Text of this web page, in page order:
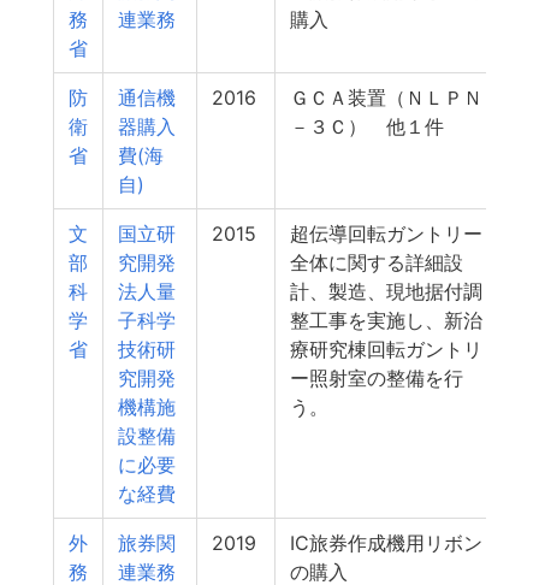
務
省
連業務
購入
防
衛
省
通信機
器購入
費(海
自)
2016
ＧＣＡ装置（ＮＬＰＮ
－３Ｃ） 他１件
文
部
科
学
省
国立研
究開発
法人量
子科学
技術研
究開発
機構施
設整備
に必要
な経費
2015
超伝導回転ガントリー
全体に関する詳細設
計、製造、現地据付調
整工事を実施し、新治
療研究棟回転ガントリ
ー照射室の整備を行
う。
外
務
旅券関
連業務
2019
IC旅券作成機用リボン
の購入